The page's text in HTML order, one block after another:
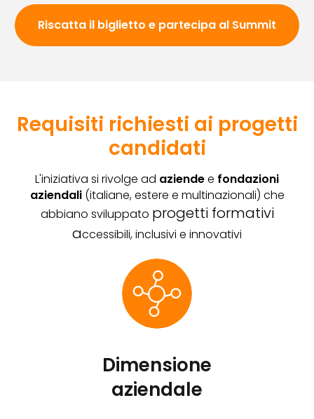
Riscatta il biglietto e partecipa al Summit
Requisiti richiesti ai progetti
candidati
L'iniziativa si rivolge ad aziendee fondazioni
aziendali(italiane, estere e multinazionali) che
abbiano sviluppato progetti formativi
accessibili, inclusivi e innovativi
Dimensione
aziendale